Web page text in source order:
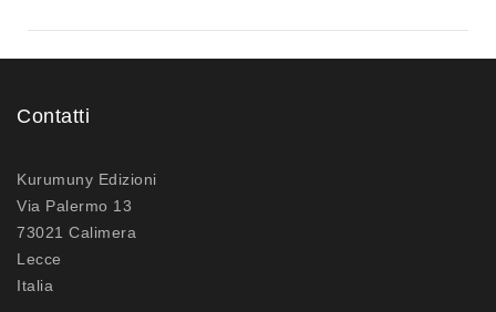
Contatti
Kurumuny Edizioni
Via Palermo 13
73021 Calimera
Lecce
Italia